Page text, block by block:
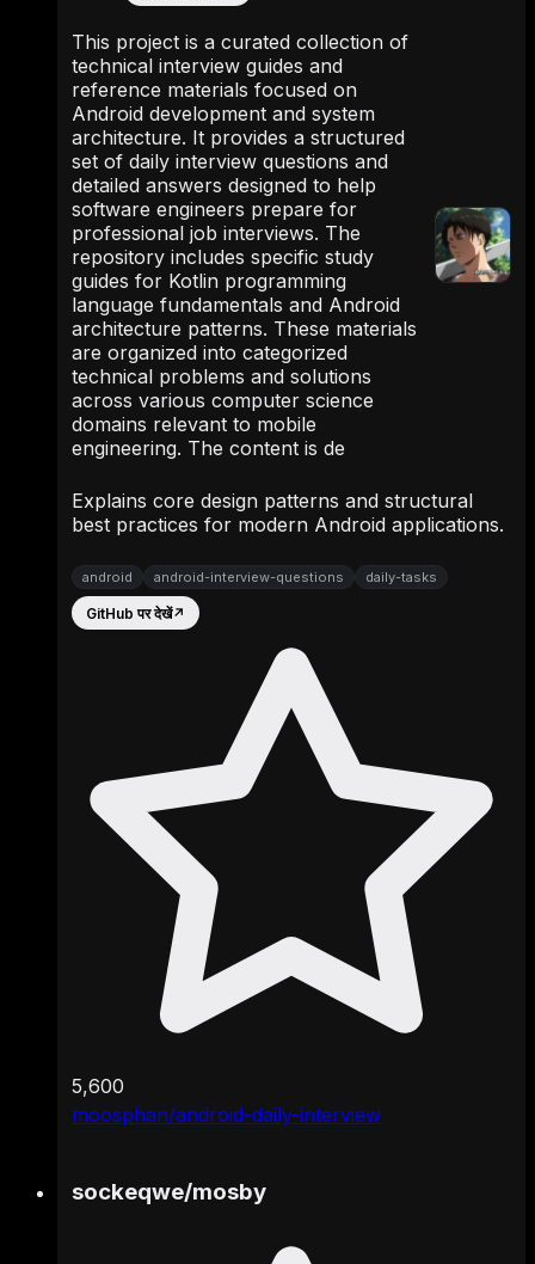
moosphan/android-daily-interview
This project is a curated collection of
technical interview guides and
reference materials focused on
Android development and system
architecture. It provides a structured
set of daily interview questions and
detailed answers designed to help
software engineers prepare for
professional job interviews. The
repository includes specific study
guides for Kotlin programming
language fundamentals and Android
architecture patterns. These materials
are organized into categorized
technical problems and solutions
across various computer science
domains relevant to mobile
engineering. The content is de
Explains core design patterns and structural
best practices for modern Android applications.
android android-interview-questions daily-tasks
GitHub पर देखें↗
5,600
sockeqwe/mosby